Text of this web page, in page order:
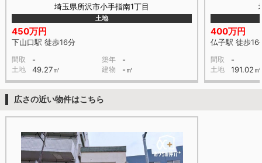
埼玉県所沢市小手指南1丁目
土地
450万円
下山口駅 徒歩16分
間取 - 築年 -
土地 49.27㎡ 建物 -㎡
400万円
仏子駅 徒歩16
間取 -
土地 191.02㎡
広さの近い物件はこちら